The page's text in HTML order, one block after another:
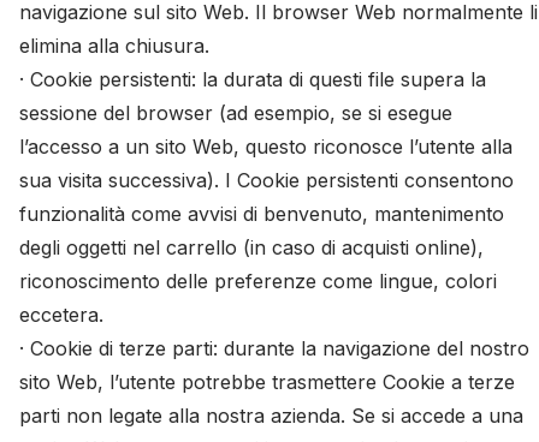
navigazione sul sito Web. Il browser Web normalmente li
elimina alla chiusura.
· Cookie persistenti: la durata di questi file supera la
sessione del browser (ad esempio, se si esegue
l’accesso a un sito Web, questo riconosce l’utente alla
sua visita successiva). I Cookie persistenti consentono
funzionalità come avvisi di benvenuto, mantenimento
degli oggetti nel carrello (in caso di acquisti online),
riconoscimento delle preferenze come lingue, colori
eccetera.
· Cookie di terze parti: durante la navigazione del nostro
sito Web, l’utente potrebbe trasmettere Cookie a terze
parti non legate alla nostra azienda. Se si accede a una